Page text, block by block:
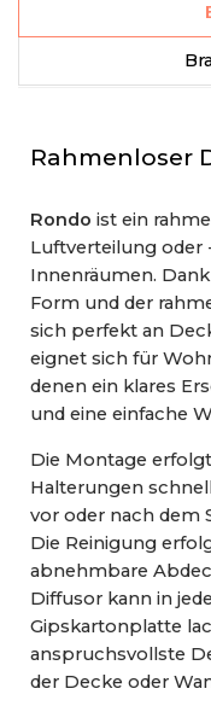
Rahmenloser
Rondo ist ein
Luftverteilung oder
Innenräumen.
Form und der
sich perfekt an
eignet sich für
denen ein klares
und eine einfache
Die Montage
Halterungen
vor oder nach dem
Die Reinigung
abnehmbare
Diffusor kann in
Gipskartonplatte
anspruchsvollste
der Decke oder